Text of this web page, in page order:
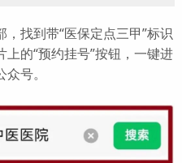
找到带“医保定点三甲”标识
的“预约挂号”按钮，一键进
号。